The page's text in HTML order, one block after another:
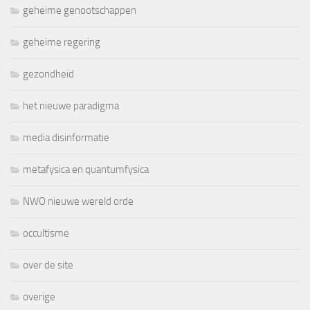
geheime genootschappen
geheime regering
gezondheid
het nieuwe paradigma
media disinformatie
metafysica en quantumfysica
NWO nieuwe wereld orde
occultisme
over de site
overige